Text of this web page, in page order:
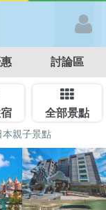
討論區
全部景點
本親子景點
泡湯SPA